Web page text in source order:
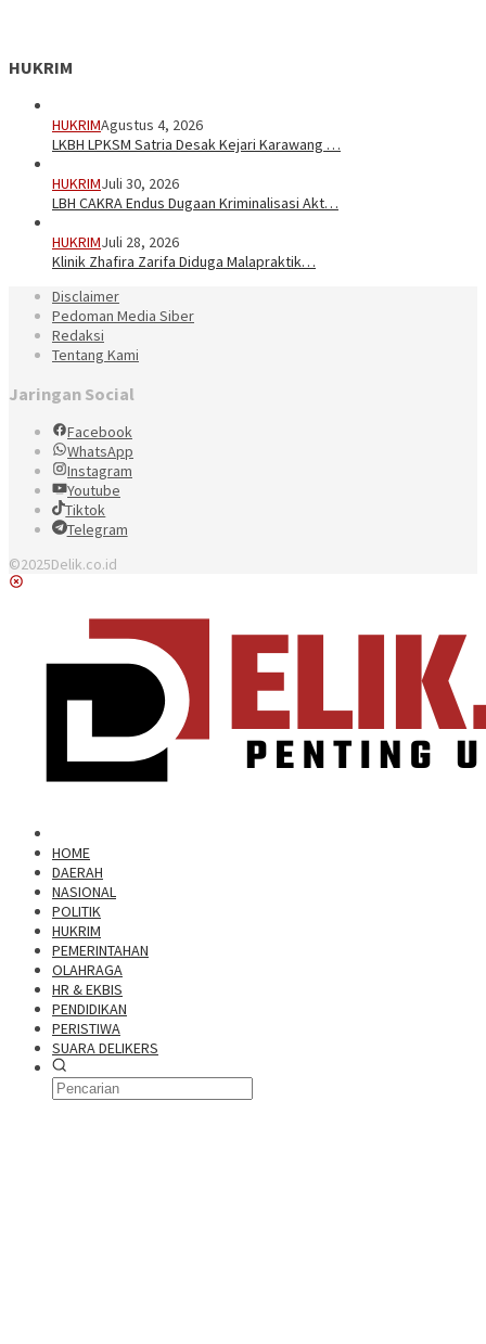
HUKRIM
HUKRIMAgustus 4, 2026
LKBH LPKSM Satria Desak Kejari Karawang …
HUKRIMJuli 30, 2026
LBH CAKRA Endus Dugaan Kriminalisasi Akt…
HUKRIMJuli 28, 2026
Klinik Zhafira Zarifa Diduga Malapraktik…
Disclaimer
Pedoman Media Siber
Redaksi
Tentang Kami
Jaringan Social
Facebook
WhatsApp
Instagram
Youtube
Tiktok
Telegram
©2025Delik.co.id
HOME
DAERAH
NASIONAL
POLITIK
HUKRIM
PEMERINTAHAN
OLAHRAGA
HR & EKBIS
PENDIDIKAN
PERISTIWA
SUARA DELIKERS